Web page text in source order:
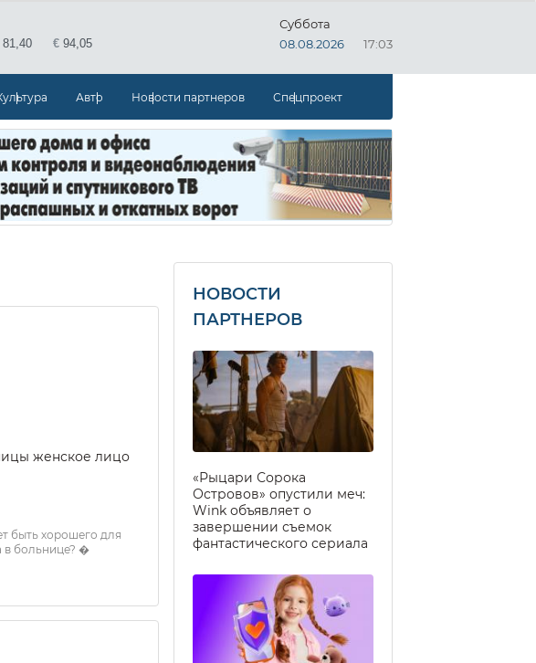
Суббота
08.08.2026
17:03
Авто Новости партнеров Спецпроект
женское лицо
быть хорошего для
в больнице? �
НОВОСТИ
ПАРТНЕРОВ
«Рыцари Сорока
Островов» опустили меч:
Wink объявляет о
завершении съемок
фантастического сериала